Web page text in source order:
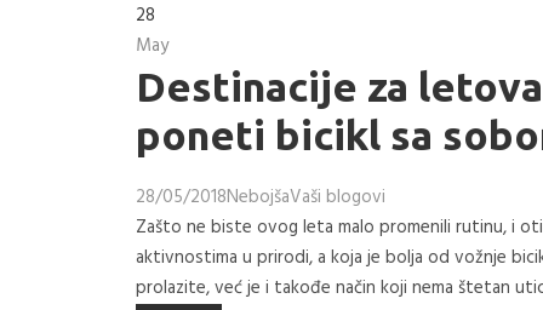
28
May
Destinacije za
poneti bicikl sa
28/05/2018NebojšaVaši blogovi
Zašto ne biste ovog leta malo promenili rutinu, i
aktivnostima u prirodi, a koja je bolja od vožnje
prolazite, već je i takođe način koji nema štetan